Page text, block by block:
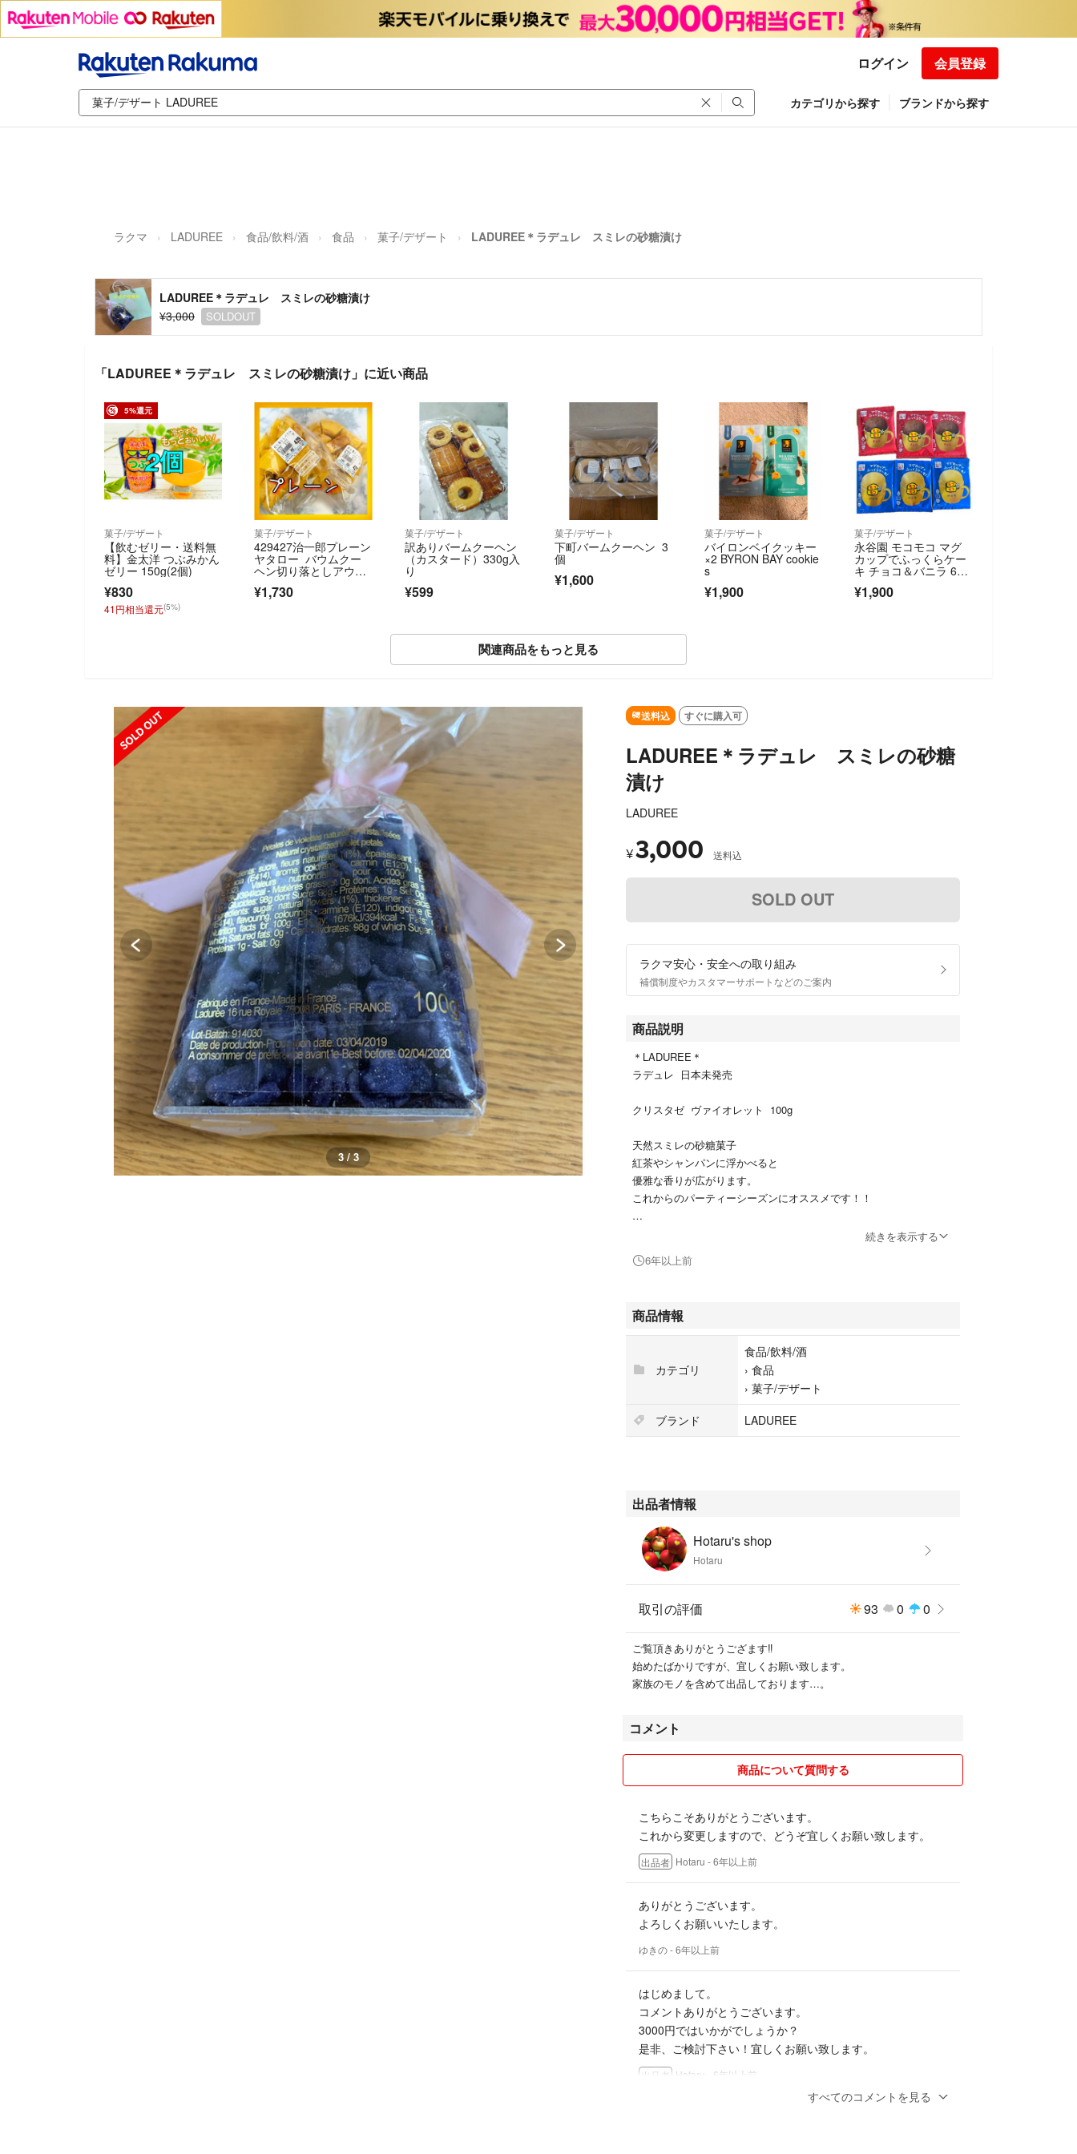
ログイン 会員登録
カテゴリから探す ブランドから探す
ラクマ LADUREE 食品/飲料/酒 食品 菓子/デザート LADUREE＊ラデュレ スミレの砂糖漬け
LADUREE＊ラデュレ スミレの砂糖漬け
¥3,000
SOLDOUT
「LADUREE＊ラデュレ スミレの砂糖漬け」に近い商品
5%還元
菓子/デザート
【飲むゼリー・送料無
料】金太洋 つぶみかん
ゼリー 150g(2個)
¥830
41円相当還元(5%)
菓子/デザート
429427治一郎プレーン
ヤタロー バウムクー
ヘン切り落としアウト
レットU
¥1,730
菓子/デザート
訳ありバームクーヘン
（カスタード）330g入
り
¥599
菓子/デザート
下町バームクーヘン 3
個
¥1,600
菓子/デザート
バイロンベイクッキー
×2 BYRON BAY cookie
s
¥1,900
菓子/デザート
永谷園 モコモコ マグ
カップでふっくらケー
キ チョコ＆バニラ 6個
セット
¥1,900
関連商品をもっと見る
SOLD OUT
3 / 3
送料込 すぐに購入可
LADUREE＊ラデュレ スミレの砂糖
漬け
LADUREE
¥3,000 送料込
SOLD OUT
ラクマ安心・安全への取り組み
補償制度やカスタマーサポートなどのご案内
商品説明
＊LADUREE＊
ラデュレ 日本未発売
クリスタゼ ヴァイオレット 100g
天然スミレの砂糖菓子
紅茶やシャンパンに浮かべると
優雅な香りが広がります。
これからのパーティーシーズンにオススメです！！
こちらははじめから完全密封されていない商品です
神経質な方はお控え下さい…。
続きを表示する
6年以上前
商品情報
カテゴリ
食品/飲料/酒
› 食品
› 菓子/デザート
ブランド
LADUREE
出品者情報
Hotaru's shop
Hotaru
取引の評価 93 0 0
ご覧頂きありがとうござます‼︎
始めたばかりですが、宜しくお願い致します。
家族のモノを含めて出品しております…。
コメント
商品について質問する
こちらこそありがとうございます。
これから変更しますので、どうぞ宜しくお願い致します。
出品者 Hotaru - 6年以上前
ありがとうございます。
よろしくお願いいたします。
ゆきの- 6年以上前
はじめまして。
コメントありがとうございます。
3000円ではいかがでしょうか？
是非、ご検討下さい！宜しくお願い致します。
出品者 Hotaru - 6年以上前
すべてのコメントを見る